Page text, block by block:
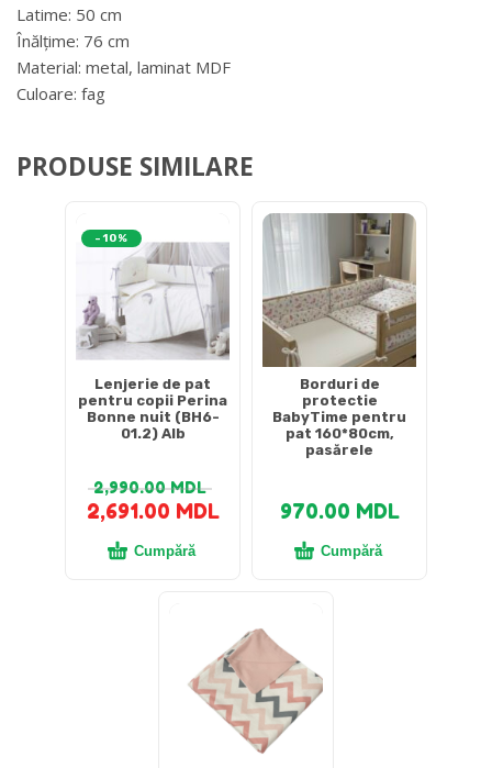
Latime: 50 cm
Înălțime: 76 cm
Material: metal, laminat MDF
Culoare: fag
PRODUSE SIMILARE
-10%
Lenjerie de pat
pentru copii Perina
Bonne nuit (BH6-
01.2) Alb
2,990.00MDL
2,691.00 MDL
Cumpără
Borduri de
protectie
BabyTime pentru
pat 160*80cm,
pasărele
970.00 MDL
Cumpără